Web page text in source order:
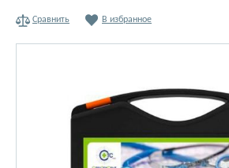
Сравнить В избранное